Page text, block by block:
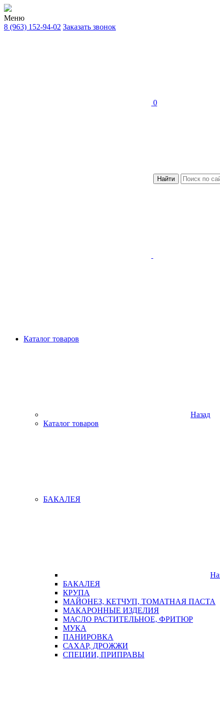
Меню
8 (963) 152-94-02 Заказать звонок
0
Найти
Каталог товаров
Назад
Каталог товаров
БАКАЛЕЯ
БАКАЛЕЯ
КРУПА
МАЙОНЕЗ, КЕТЧУП, ТОМАТНАЯ ПАСТА
МАКАРОННЫЕ ИЗДЕЛИЯ
МАСЛО РАСТИТЕЛЬНОЕ, ФРИТЮР
МУКА
ПАНИРОВКА
САХАР, ДРОЖЖИ
СПЕЦИИ, ПРИПРАВЫ